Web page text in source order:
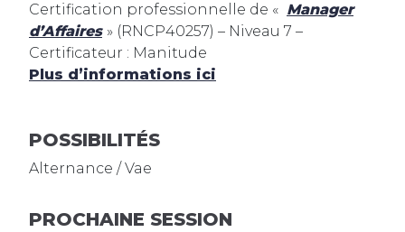
Certification professionnelle de « Manager
d’Affaires » (RNCP40257) – Niveau 7 –
Certificateur : Manitude
Plus d’informations ici
POSSIBILITÉS
Alternance / Vae
PROCHAINE SESSION